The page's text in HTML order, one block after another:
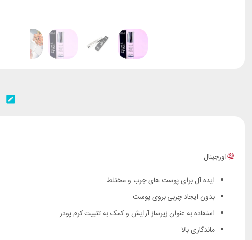
اورجینال
ایده آل برای پوست های چرب و مختلط
بدون ایجاد چربی بروی پوست
استفاده به عنوان زیرساز آرایش و کمک به تثبیت کرم پودر
ماندگاری بالا